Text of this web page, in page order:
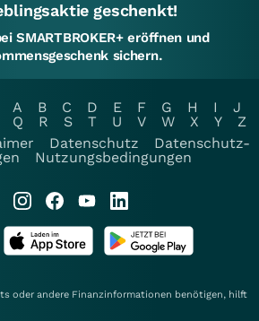
geschenkt!
SMARTBROKER+ eröffnen und
sichern.
A B C D E F G H I
J
Q R S T U V W X Y
Z
Datenschutz
Datenschutz-
Nutzungsbedingungen
oder andere Finanzinformationen benötigen, hilft